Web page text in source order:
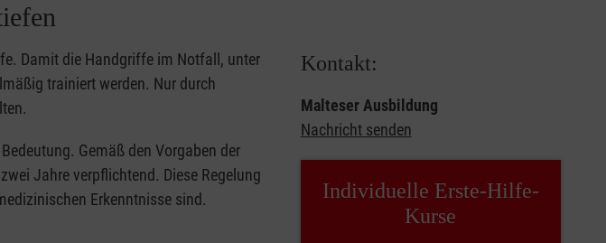
Damit die Handgriffe im Notfall, unter
trainiert werden. Nur durch
Gemäß den Vorgaben der
Jahre verpflichtend. Diese Regelung
Erkenntnisse sind.
Kontakt:
Malteser Ausbildung
Nachricht senden
Individuelle Erste-Hilfe-
Kurse